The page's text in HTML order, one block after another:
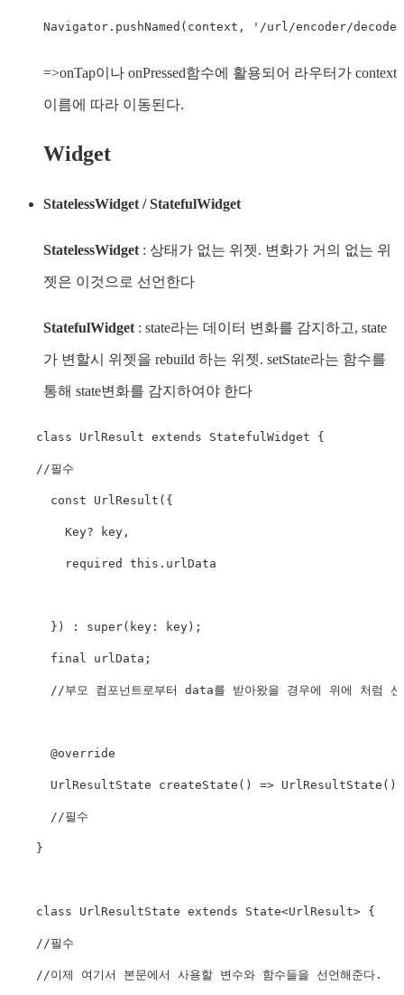
Navigator.pushNamed(context, '/url/encoder/
=>onTap이나 onPressed함수에 활용되어 라우터가 context
이름에 따라 이동된다.
Widget
StatelessWidget / StatefulWidget
StatelessWidget : 상태가 없는 위젯. 변화가 거의 없는 위
젯은 이것으로 선언한다
StatefulWidget : state라는 데이터 변화를 감지하고, state
가 변할시 위젯을 rebuild 하는 위젯. setState라는 함수를
통해 state변화를 감지하여야 한다
    class UrlResult extends StatefulWidget {
    //필수
      const UrlResult({
        Key? key,
        required this.urlData
      }) : super(key: key);
      final urlData;
//부모 컴포넌트로부터 data를 받아왔을 경우에 위에 처럼 선
      @override
      UrlResultState createState() => UrlResultState();
      //필수
    }
    class UrlResultState extends State
<UrlResult> {
    //필수
    //이제 여기서 본문에서 사용할 변수와 함수들을 선언해준다.